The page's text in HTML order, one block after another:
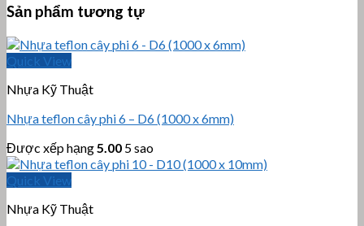
Sản phẩm tương tự
Quick View
Nhựa Kỹ Thuật
Nhựa teflon cây phi 6 – D6 (1000 x 6mm)
Được xếp hạng 5.00 5 sao
Quick View
Nhựa Kỹ Thuật